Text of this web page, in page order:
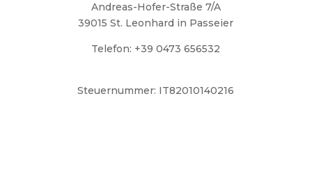
Andreas-Hofer-Straße 7/A
39015 St. Leonhard in Passeier
Telefon: +39 0473 656532
Steuernummer: IT82010140216